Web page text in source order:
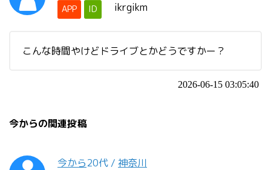
APP ID ikrgikm
こんな時間やけどドライブとかどうですかー？
2026-06-15 03:05:40
今からの関連投稿
今から20代 / 神奈川